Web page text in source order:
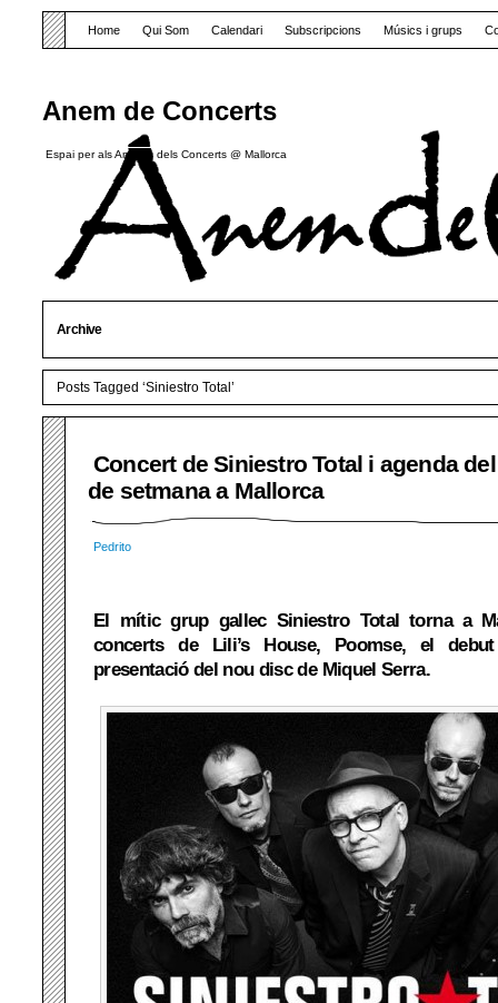
Anem de Concerts
Espai per als Amants dels Concerts @ Mallorca
Home Qui Som Calendari Subscripcions Músics i grups
Archive
Posts Tagged ‘Siniestro Total’
Concert de Siniestro Total i agenda
de setmana a Mallorca
Pedrito
El mític grup gallec Siniestro Total torna a
concerts de Lili’s House, Poomse, el
presentació del nou disc de Miquel Serra.